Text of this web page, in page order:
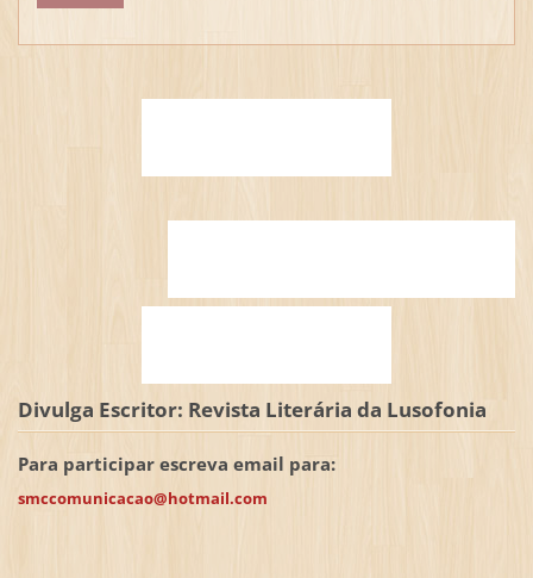
Divulga Escritor: Revista Literária da Lusofonia
Para participar escreva email para:
smccomunicacao@hotmail.com